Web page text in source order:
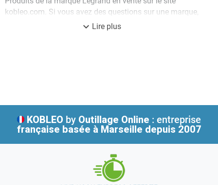
kobleo.com. Si vous avez des questions sur une marque,
un article, une disponibilité, n'hésitez pas à contacter
expand_more Lire plus
KOBLEO by Outillage Online : entreprise
française basée à Marseille depuis 2007